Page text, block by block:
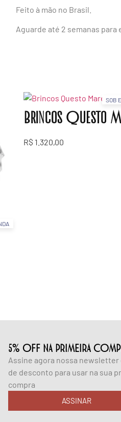
Feito à mão no Brasil.
Aguarde até 2 semanas
SOB
Brincos Questo
R$ 1.320,00
5% OFF NA PRIMEIRA
Assine agora nossa newsletter
de desconto para usar na sua
compra
ASSINAR